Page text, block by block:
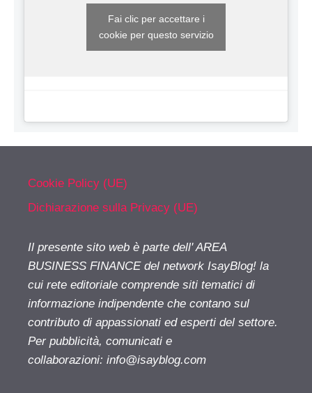
Fai clic per accettare i
cookie per questo servizio
Cookie Policy (UE)
Dichiarazione sulla Privacy (UE)
Il presente sito web è parte dell' AREA
BUSINESS FINANCE del network IsayBlog! la
cui rete editoriale comprende siti tematici di
informazione indipendente che contano sul
contributo di appassionati ed esperti del settore.
Per pubblicità, comunicati e
collaborazioni: info@isayblog.com